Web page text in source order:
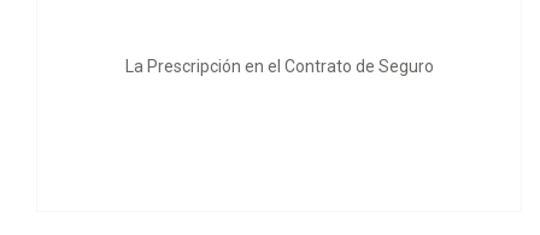
de Seguro A Verdade sobre a